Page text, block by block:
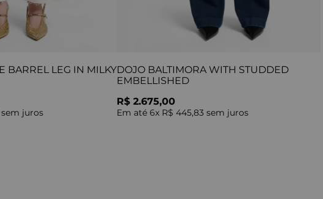
BARREL LEG IN MILKY
sem juros
DOJO BALTIMORA WITH STUDDED
EMBELLISHED
R$ 2.675,00
Em até 6x R$ 445,83 sem juros